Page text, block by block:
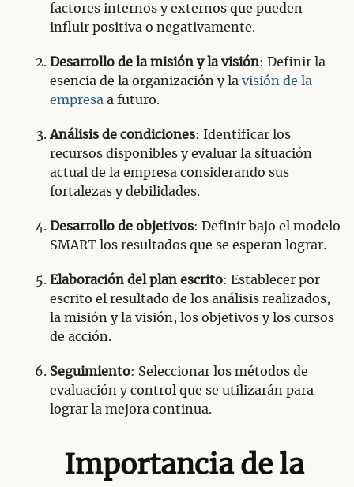
factores internos y externos que pueden
influir positiva o negativamente.
Desarrollo de la misión y la visión: Definir la
esencia de la organización y la visión de la
empresa a futuro.
Análisis de condiciones: Identificar los
recursos disponibles y evaluar la situación
actual de la empresa considerando sus
fortalezas y debilidades.
Desarrollo de objetivos: Definir bajo el modelo
SMART los resultados que se esperan lograr.
Elaboración del plan escrito: Establecer por
escrito el resultado de los análisis realizados,
la misión y la visión, los objetivos y los cursos
de acción.
Seguimiento: Seleccionar los métodos de
evaluación y control que se utilizarán para
lograr la mejora continua.
Importancia de la